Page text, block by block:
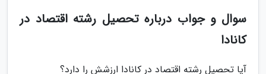
سوال و جواب درباره تحصیل رشته اقتصاد در
کانادا
آیا تحصیل رشته اقتصاد در کانادا ارزشش را دارد؟